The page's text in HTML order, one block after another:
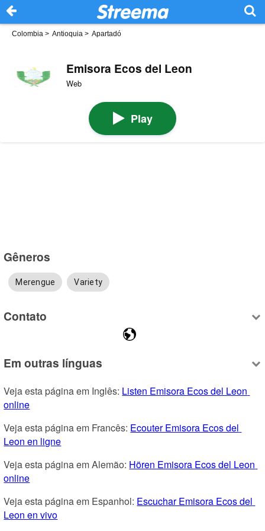
Colombia > Antioquia > Apartadó
Emisora Ecos del Leon
Web
Play
Gêneros
Merengue Variety
Contato
Em outras línguas
Veja esta página em Inglês: Listen Emisora Ecos del Leon
online
Veja esta página em Francês: Ecouter Emisora Ecos del
Leon en ligne
Veja esta página em Alemão: Hören Emisora Ecos del Leon
online
Veja esta página em Espanhol: Escuchar Emisora Ecos del
Leon en vivo